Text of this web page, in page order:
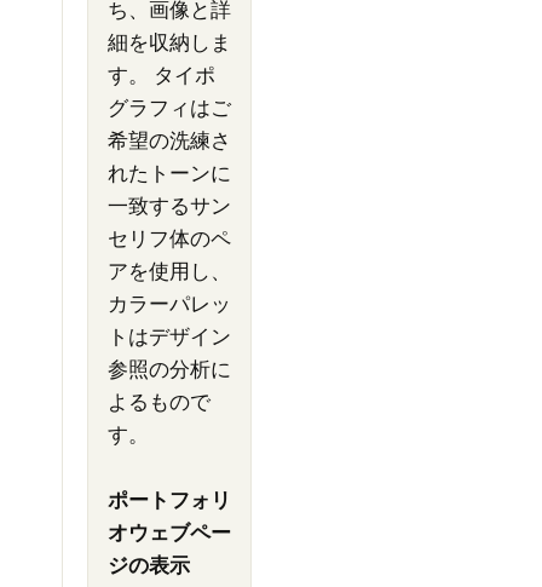
ち、画像と詳
細を収納しま
す。 タイポ
グラフィはご
希望の洗練さ
れたトーンに
一致するサン
セリフ体のペ
アを使用し、
カラーパレッ
トはデザイン
参照の分析に
よるもので
す。
ポートフォリ
オウェブペー
ジの表示